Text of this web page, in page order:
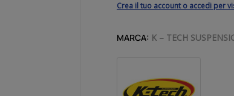
Crea il tuo account o accedi per
MARCA: K – TECH